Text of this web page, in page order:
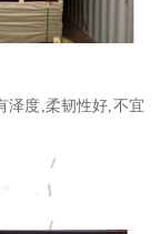
泽度,柔韧性好,不宜